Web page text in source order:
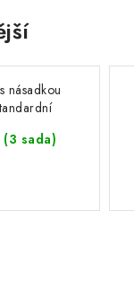
násadkou
(3 sada)